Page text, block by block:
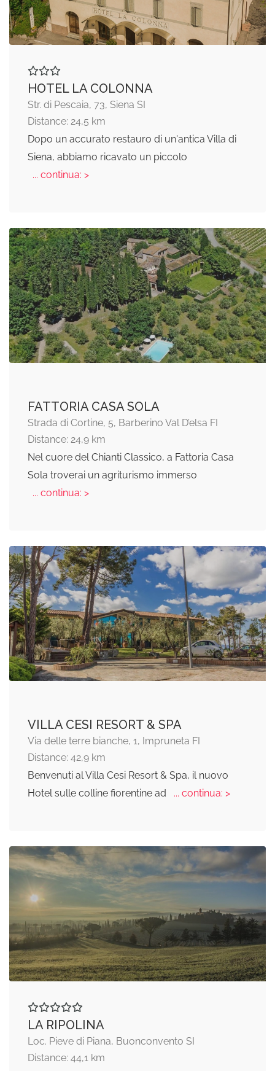
HOTEL LA COLONNA
Str. di Pescaia, 73, Siena SI
Distance: 24,5 km
Dopo un accurato restauro di un'antica Villa di
Siena, abbiamo ricavato un piccolo
... continua: >
FATTORIA CASA SOLA
Strada di Cortine, 5, Barberino Val D’elsa FI
Distance: 24,9 km
Nel cuore del Chianti Classico, a Fattoria Casa
Sola troverai un agriturismo immerso
... continua: >
VILLA CESI RESORT & SPA
Via delle terre bianche, 1, Impruneta FI
Distance: 42,9 km
Benvenuti al Villa Cesi Resort & Spa, il nuovo
Hotel sulle colline fiorentine ad
... continua: >
LA RIPOLINA
Loc. Pieve di Piana, Buonconvento SI
Distance: 44,1 km